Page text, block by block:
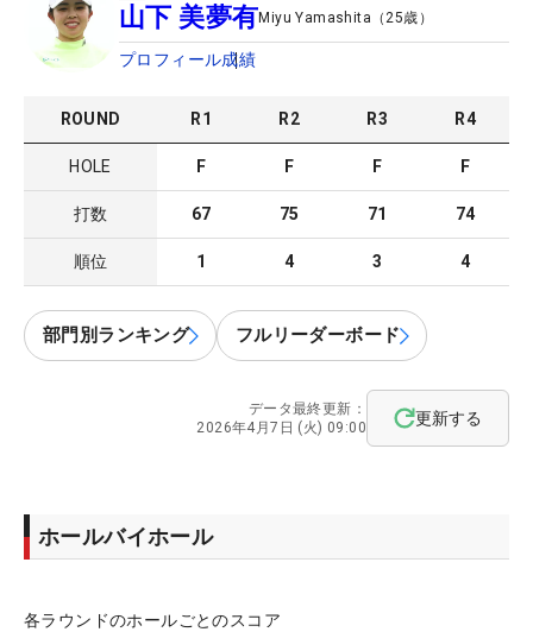
山下 美夢有Miyu Yamashita （ 25歳）
プロフィール成績
ROUND R1 R2 R3 R4
HOLE F F F F
打数 67 75 71 74
順位 1 4 3 4
部門別ランキング フルリーダーボード
データ最終更新：
2026年4月7日 (火) 09:00
更新する
ホールバイホール
各ラウンドのホールごとのスコア